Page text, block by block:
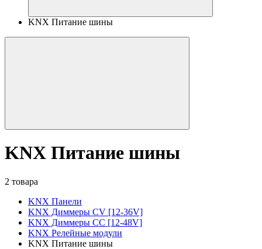
KNX Питание шины
KNX Питание шины
2 товара
KNX Панели
KNX Диммеры CV [12-36V]
KNX Диммеры CC [12-48V]
KNX Релейные модули
KNX Питание шины